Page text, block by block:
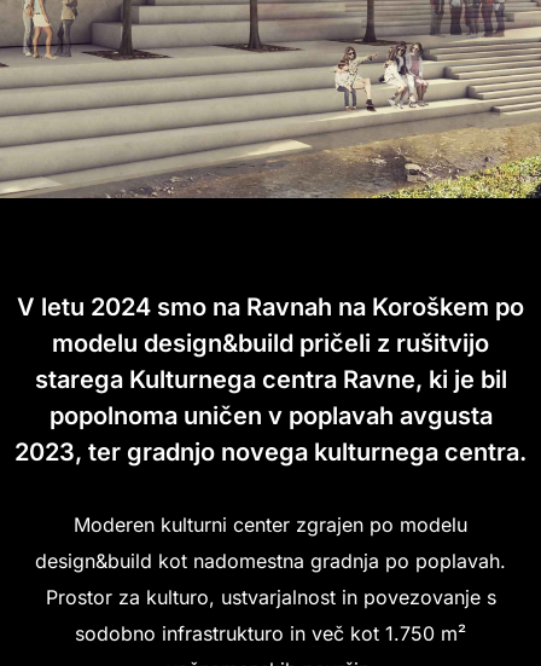
V letu 2024 smo na Ravnah na Koroškem po
modelu design&build pričeli z rušitvijo
starega Kulturnega centra Ravne, ki je bil
popolnoma uničen v poplavah avgusta
2023, ter gradnjo novega kulturnega centra.
Moderen kulturni center zgrajen po modelu
design&build kot nadomestna gradnja po poplavah.
Prostor za kulturo, ustvarjalnost in povezovanje s
sodobno infrastrukturo in več kot 1.750 m²